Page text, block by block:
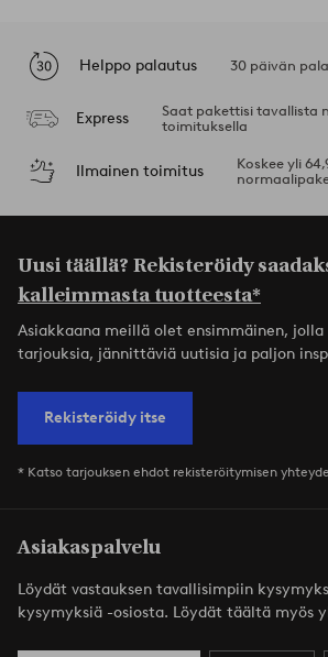
Helppo palautus 30 päivän
Express
Saat pakettisi tavallista
toimituksella
Ilmainen toimitus
Koskee yli
Uusi täällä? Rekisteröidy
kalleimmasta tuotteesta*
Asiakkaana meillä olet ensimmäinen, jolla
tarjouksia, jännittäviä uutisia ja paljon
Rekisteröidy itse
* Katso tarjouksen ehdot rekisteröitymisen
Asiakaspalvelu
Löydät vastauksen tavallisimpiin
kysymyksiä -osiosta. Löydät täältä myös